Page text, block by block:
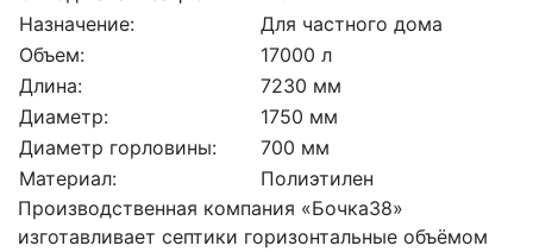
Назначение:
Для частного дома
Объем:
17000 л
Длина:
7230 мм
Диаметр:
1750 мм
Диаметр горловины:
700 мм
Материал:
Полиэтилен
Производственная компания «Бочка38»
изготавливает септики горизонтальные объёмом